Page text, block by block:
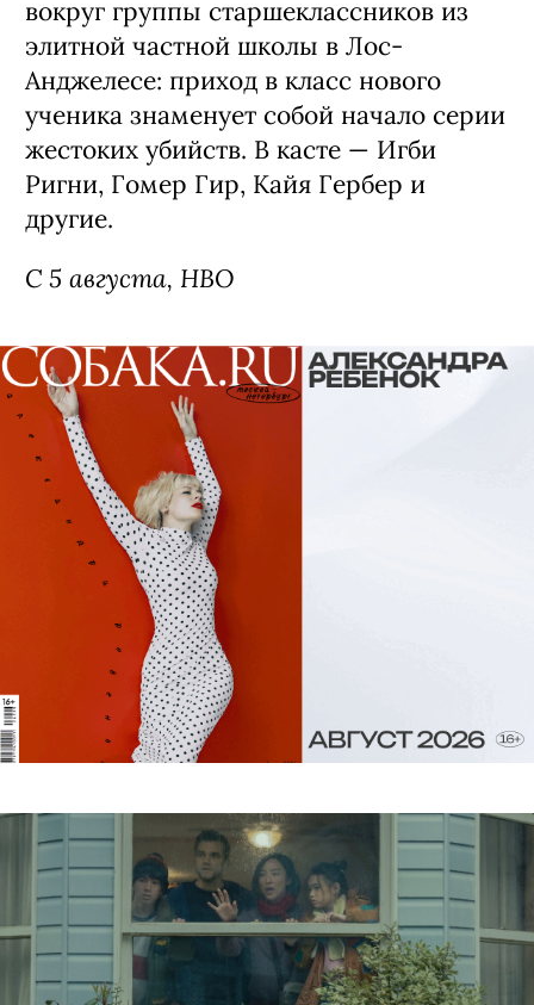
вокруг группы старшеклассников из
элитной частной школы в Лос-
Анджелесе: приход в класс нового
ученика знаменует собой начало серии
жестоких убийств. В касте — Игби
Ригни, Гомер Гир, Кайя Гербер и
другие.
С 5 августа, HBO